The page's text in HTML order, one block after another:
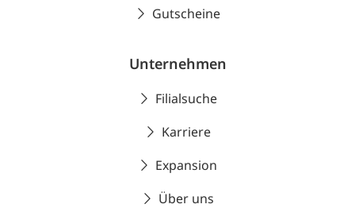
Gutscheine
Unternehmen
Filialsuche
Karriere
Expansion
Über uns